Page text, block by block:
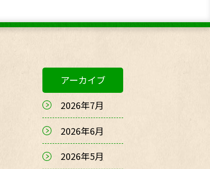
アーカイブ
2026年7月
2026年6月
2026年5月